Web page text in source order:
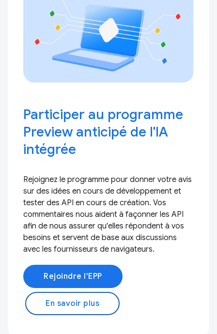
Participer au programme
Preview anticipé de l'IA
intégrée
Rejoignez le programme pour donner votre avis
sur des idées en cours de développement et
tester des API en cours de création. Vos
commentaires nous aident à façonner les API
afin de nous assurer qu'elles répondent à vos
besoins et servent de base aux discussions
avec les fournisseurs de navigateurs.
Rejoindre l'EPP
En savoir plus